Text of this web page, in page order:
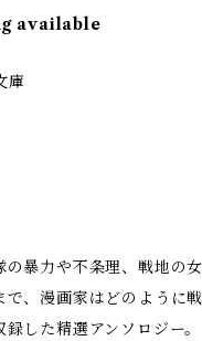
available
庫
の暴力や不条理、戦地の
で、漫画家はどのよう
した精選アンソロジー